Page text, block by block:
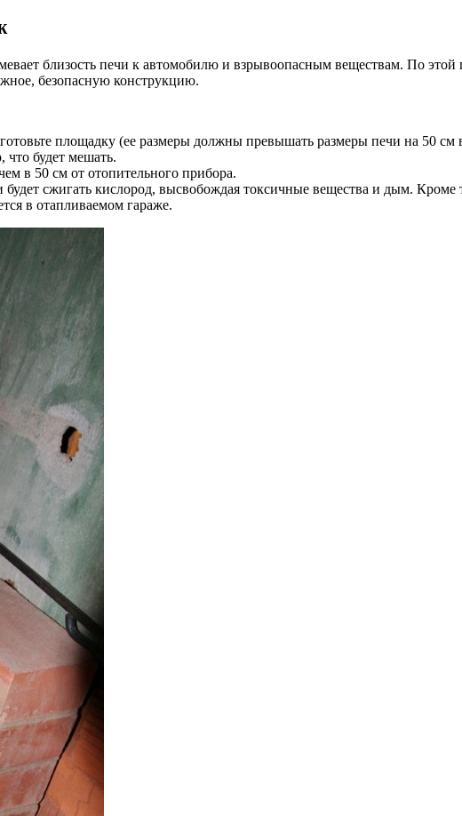
близость печи к автомобилю и взрывоопасным веществам. По
безопасную конструкцию.
площадку (ее размеры должны превышать размеры печи на 50 см
что будет мешать.
в 50 см от отопительного прибора.
сжигать кислород, высвобождая токсичные вещества и дым.
в отапливаемом гараже.